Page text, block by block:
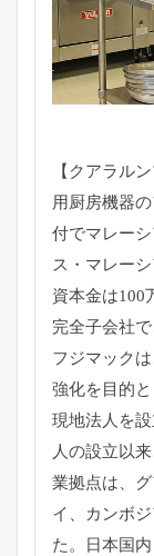
【クアラル
用厨房機器
付でマレー
ス・マレー
資本金は100
完全子会社
フジマック
強化を目的
現地法人を
人の設立以
業拠点は、
イ、カンボ
た。日本国